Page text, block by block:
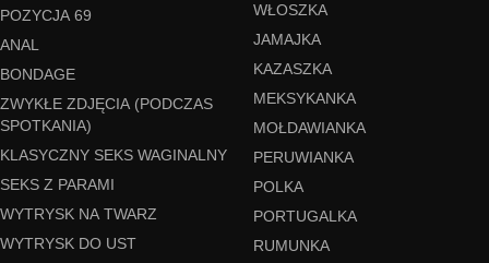
POZYCJA 69
ANAL
BONDAGE
ZWYKŁE ZDJĘCIA (PODCZAS
SPOTKANIA)
KLASYCZNY SEKS WAGINALNY
SEKS Z PARAMI
WYTRYSK NA TWARZ
WYTRYSK DO UST
WŁOSZKA
JAMAJKA
KAZASZKA
MEKSYKANKA
MOŁDAWIANKA
PERUWIANKA
POLKA
PORTUGALKA
RUMUNKA